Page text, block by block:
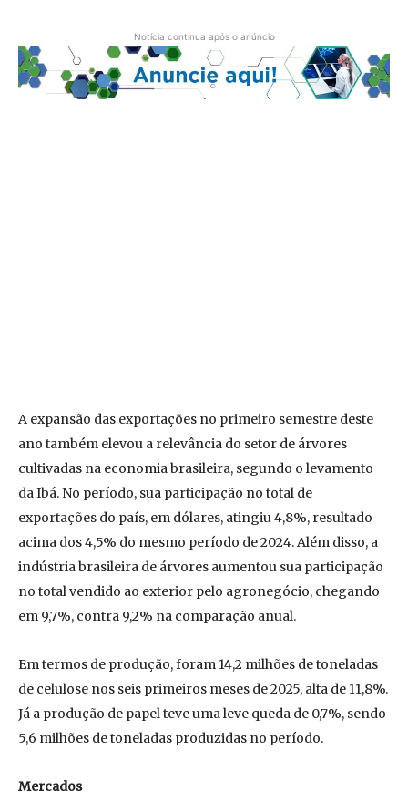
Notícia continua após o anúncio
A expansão das exportações no primeiro semestre deste
ano também elevou a relevância do setor de árvores
cultivadas na economia brasileira, segundo o levamento
da Ibá. No período, sua participação no total de
exportações do país, em dólares, atingiu 4,8%, resultado
acima dos 4,5% do mesmo período de 2024. Além disso, a
indústria brasileira de árvores aumentou sua participação
no total vendido ao exterior pelo agronegócio, chegando
em 9,7%, contra 9,2% na comparação anual.
Em termos de produção, foram 14,2 milhões de toneladas
de celulose nos seis primeiros meses de 2025, alta de 11,8%.
Já a produção de papel teve uma leve queda de 0,7%, sendo
5,6 milhões de toneladas produzidas no período.
Mercados